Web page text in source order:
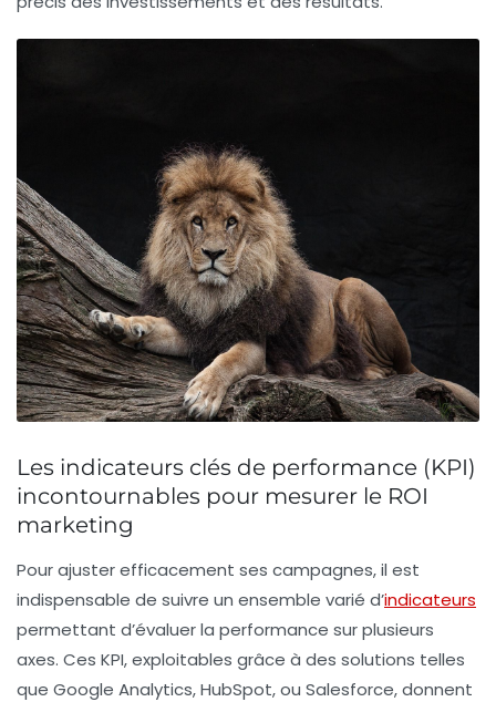
Les indicateurs clés de performance (KPI)
incontournables pour mesurer le ROI
marketing
Pour ajuster efficacement ses campagnes, il est
indispensable de suivre un ensemble varié d’indicateurs
permettant d’évaluer la performance sur plusieurs
axes. Ces KPI, exploitables grâce à des solutions telles
que Google Analytics, HubSpot, ou Salesforce, donnent